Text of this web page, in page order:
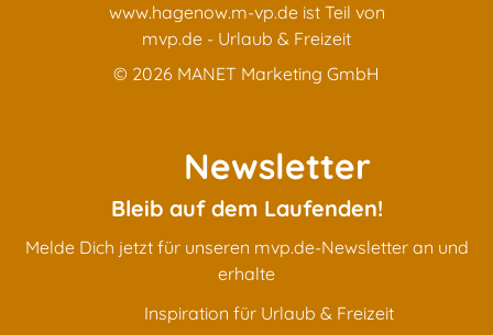
www.hagenow.m-vp.de ist Teil von
mvp.de - Urlaub & Freizeit
© 2026 MANET Marketing GmbH
Newsletter
Bleib auf dem Laufenden!
Melde Dich jetzt für unseren mvp.de-Newsletter an und
erhalte
Inspiration für Urlaub & Freizeit